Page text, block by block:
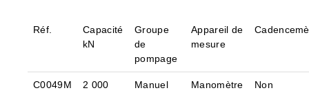
Réf.
Capacité
kN
Groupe
de
pompage
Appareil de
mesure
C0049M 2 000 Manuel Manomètre Non